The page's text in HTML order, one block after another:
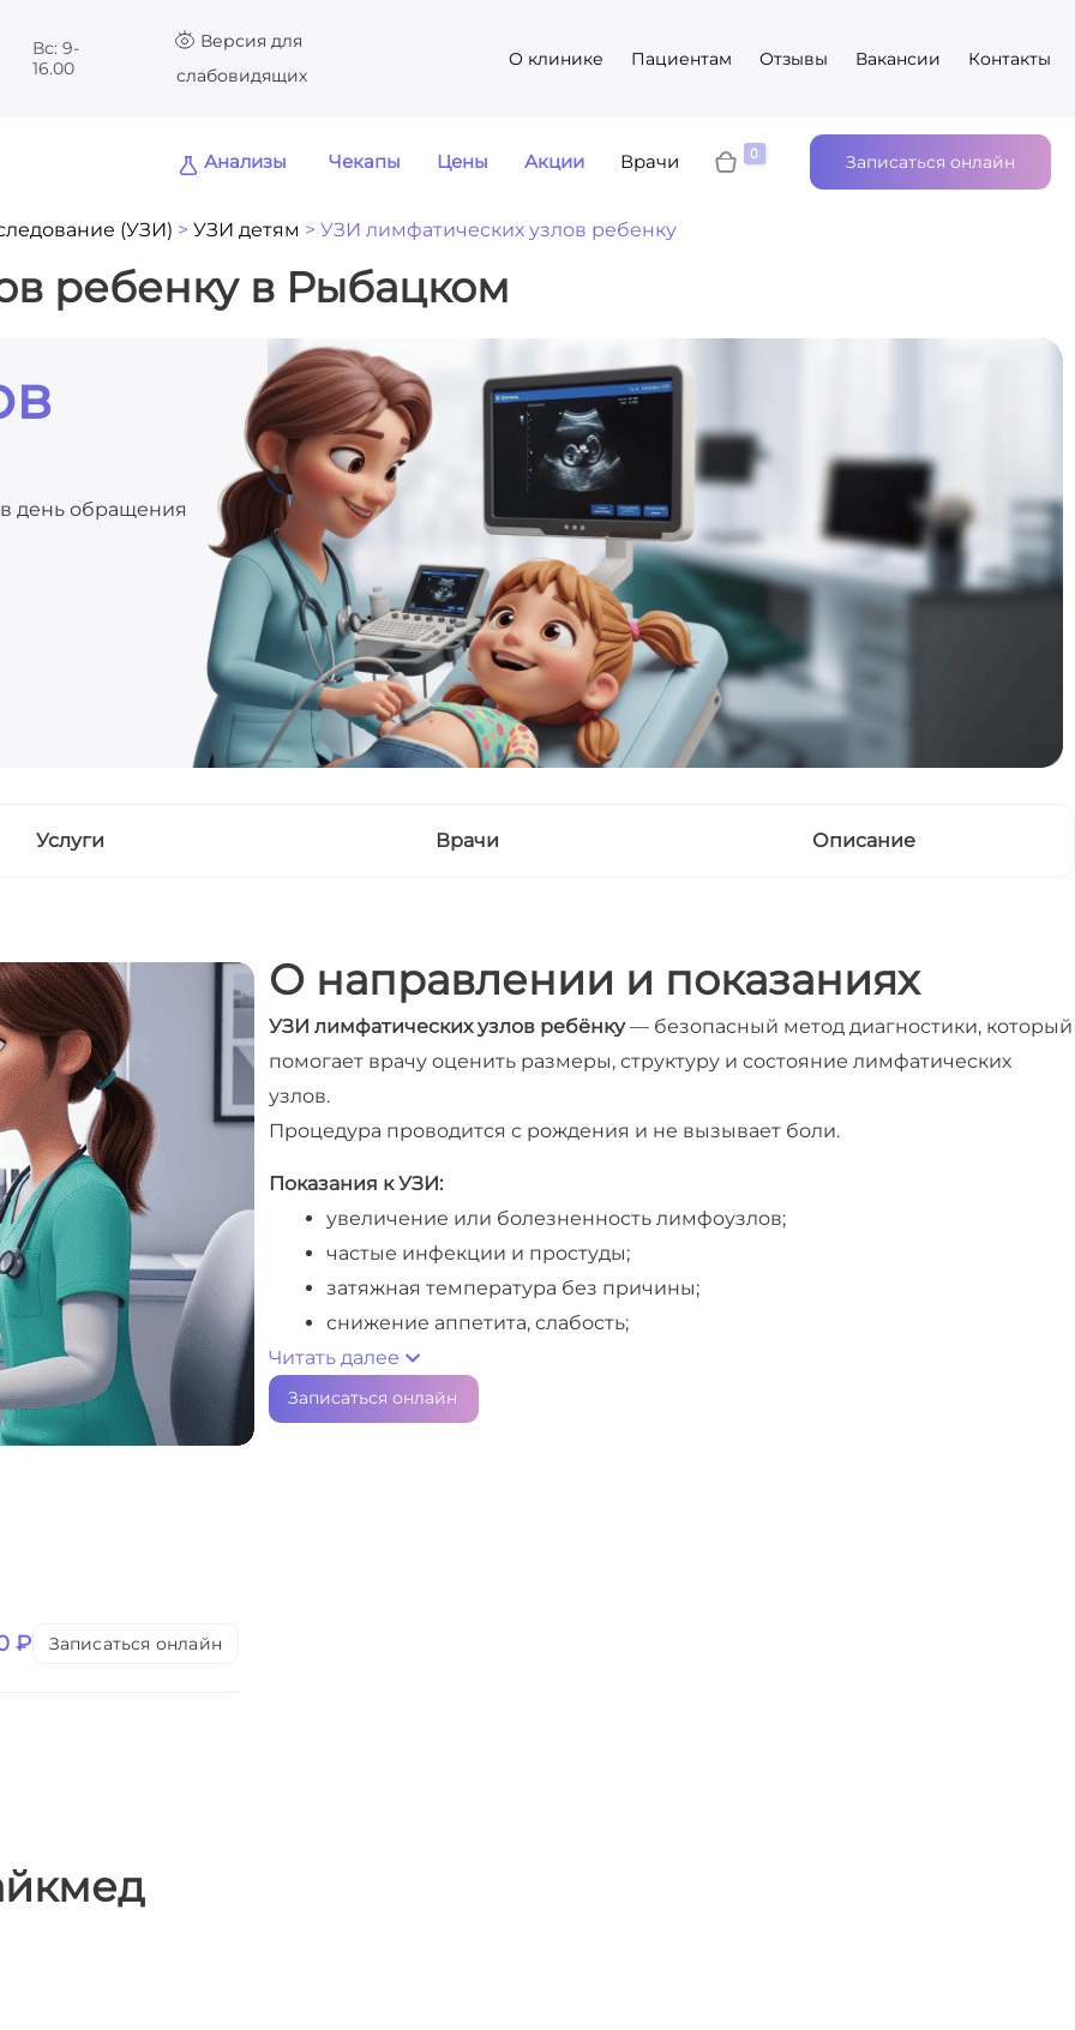
Вс: 9-
16.00
Версия для
слабовидящих
О клинике Пациентам Отзывы Вакансии Контакты
Анализы Чекапы Цены Акции Врачи Записаться онлайн
(УЗИ) > УЗИ детям > УЗИ лимфатических узлов ребенку
ребенку в Рыбацком
день обращения
Услуги Врачи Описание
О направлении и показаниях
УЗИ лимфатических узлов ребёнку— безопасный метод диагностики, который
помогает врачу оценить размеры, структуру и состояние лимфатических
узлов.
Процедура проводится с рождения и не вызывает боли.
Показания к УЗИ:
увеличение или болезненность лимфоузлов;
частые инфекции и простуды;
затяжная температура без причины;
снижение аппетита, слабость;
контроль после перенесённого воспаления.
Читать далее
Записаться онлайн
₽ Записаться онлайн